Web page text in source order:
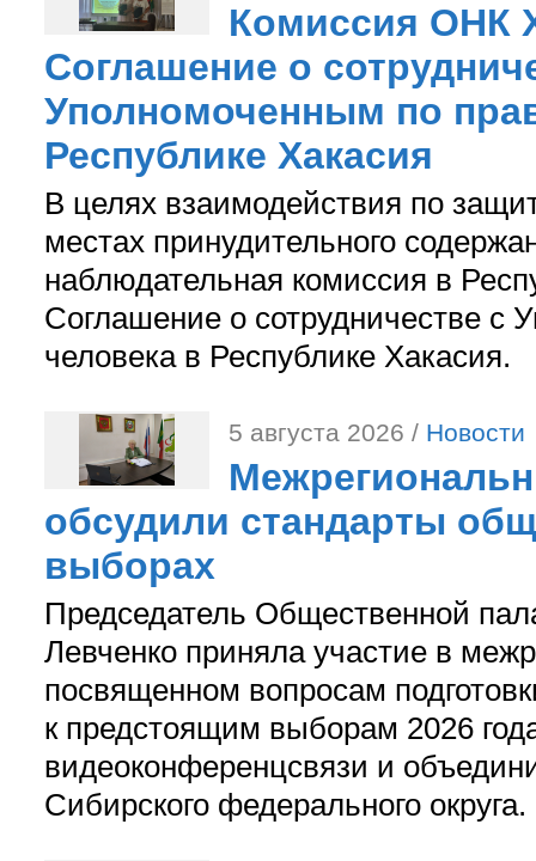
Комиссия ОНК
Соглашение о
Уполномоченным по
Республике Хакасия
В целях взаимодействия по
местах принудительного
наблюдательная комиссия в
Соглашение о сотрудничестве с
человека в Республике Хакасия.
5 августа 2026 / Новости
обсудили стандарты
выборах
Председатель Общественной
Левченко приняла участие в
посвященном вопросам
к предстоящим выборам 2026
видеоконференцсвязи и
Сибирского федерального округа.